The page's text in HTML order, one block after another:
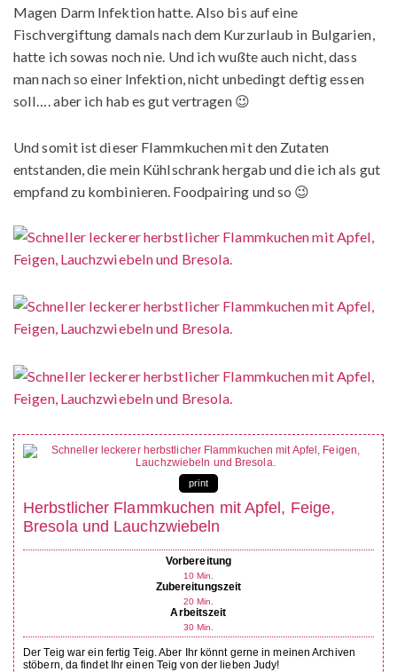
Magen Darm Infektion hatte. Also bis auf eine
Fischvergiftung damals nach dem Kurzurlaub in Bulgarien,
hatte ich sowas noch nie. Und ich wußte auch nicht, dass
man nach so einer Infektion, nicht unbedingt deftig essen
soll…. aber ich hab es gut vertragen 😉
Und somit ist dieser Flammkuchen mit den Zutaten
entstanden, die mein Kühlschrank hergab und die ich als gut
empfand zu kombinieren. Foodpairing und so 😉
print
Herbstlicher Flammkuchen mit Apfel, Feige,
Bresola und Lauchzwiebeln
Vorbereitung
10 Min.
Zubereitungszeit
20 Min.
Arbeitszeit
30 Min.
Der Teig war ein fertig Teig. Aber Ihr könnt gerne in meinen Archiven
stöbern, da findet Ihr einen Teig von der lieben Judy!